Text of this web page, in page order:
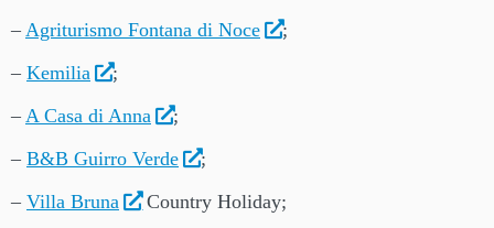
– Agriturismo Fontana di Noce
;
– Kemilia
;
– A Casa di Anna
;
– B&B Guirro Verde
;
– Villa Bruna
Country Holiday;